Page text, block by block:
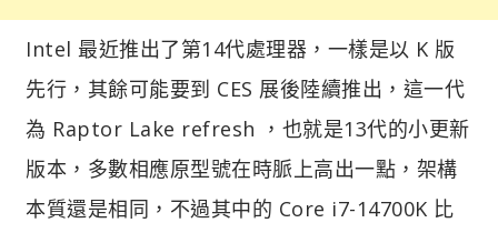
Intel 最近推出了第14代處理器，一樣是以 K 版
先行，其餘可能要到 CES 展後陸續推出，這一代
為 Raptor Lake refresh ，也就是13代的小更新
版本，多數相應原型號在時脈上高出一點，架構
本質還是相同，不過其中的 Core i7-14700K 比